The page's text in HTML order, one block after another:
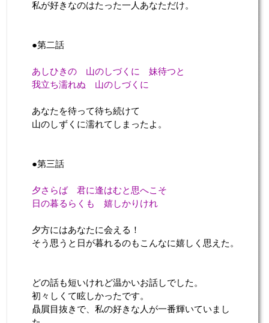
私が好きなのはたった一人あなただけ。
●第二話
あしひきの 山のしづくに 妹待つと
我立ち濡れぬ 山のしづくに
あなたを待って待ち続けて
山のしずくに濡れてしまったよ。
●第三話
夕さらば 君に逢はむと思へこそ
日の暮るらくも 嬉しかりけれ
夕方にはあなたに会える！
そう思うと日が暮れるのもこんなに嬉しく思えた。
どの話も短いけれど温かいお話しでした。
初々しくて眩しかったです。
贔屓目抜きで、私の好きな人が一番輝いていまし